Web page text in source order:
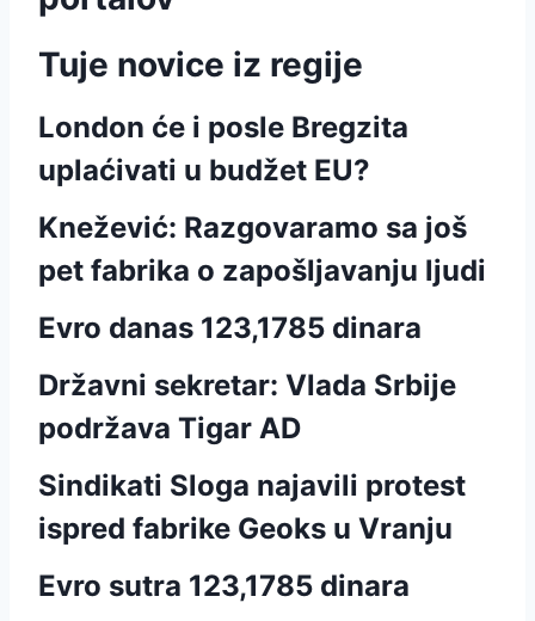
Tuje novice iz regije
London će i posle Bregzita
uplaćivati u budžet EU?
Knežević: Razgovaramo sa još
pet fabrika o zapošljavanju ljudi
Evro danas 123,1785 dinara
Državni sekretar: Vlada Srbije
podržava Tigar AD
Sindikati Sloga najavili protest
ispred fabrike Geoks u Vranju
Evro sutra 123,1785 dinara